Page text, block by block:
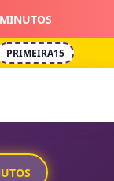
PRIMEIRA15